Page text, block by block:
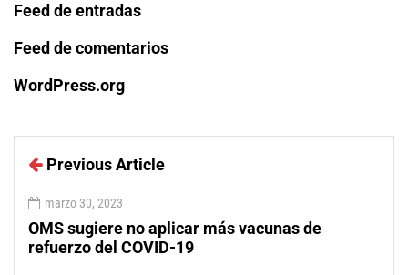
Feed de entradas
Feed de comentarios
WordPress.org
Previous Article
marzo 30, 2023
OMS sugiere no aplicar más vacunas de
refuerzo del COVID-19